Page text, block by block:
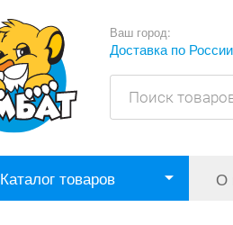
Ваш город:
Доставка по России
Каталог товаров О